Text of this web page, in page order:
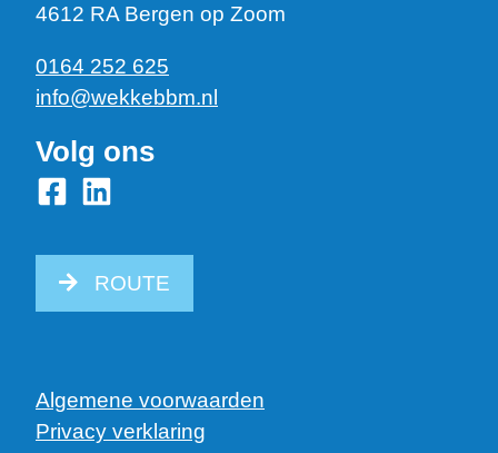
4612 RA Bergen op Zoom
0164 252 625
info@wekkebbm.nl
Volg ons
ROUTE
Algemene voorwaarden
Privacy verklaring